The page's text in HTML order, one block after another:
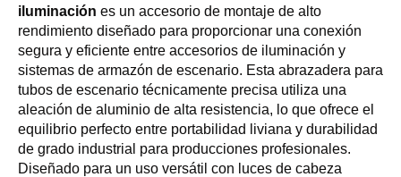
iluminación es un accesorio de montaje de alto
rendimiento diseñado para proporcionar una conexión
segura y eficiente entre accesorios de iluminación y
sistemas de armazón de escenario. Esta abrazadera para
tubos de escenario técnicamente precisa utiliza una
aleación de aluminio de alta resistencia, lo que ofrece el
equilibrio perfecto entre portabilidad liviana y durabilidad
de grado industrial para producciones profesionales.
Diseñado para un uso versátil con luces de cabeza